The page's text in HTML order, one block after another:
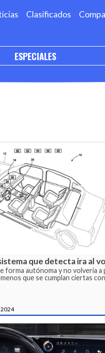
Clasificados
ESPECIALES
que detecta ira al
forma autónoma y no volvería a
que se cumplan ciertas
2024